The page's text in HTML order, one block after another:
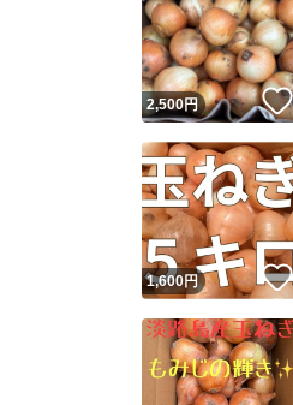
2,500円
1,600円